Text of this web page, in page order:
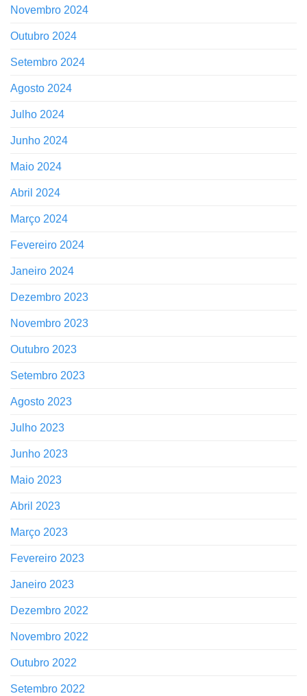
Novembro 2024
Outubro 2024
Setembro 2024
Agosto 2024
Julho 2024
Junho 2024
Maio 2024
Abril 2024
Março 2024
Fevereiro 2024
Janeiro 2024
Dezembro 2023
Novembro 2023
Outubro 2023
Setembro 2023
Agosto 2023
Julho 2023
Junho 2023
Maio 2023
Abril 2023
Março 2023
Fevereiro 2023
Janeiro 2023
Dezembro 2022
Novembro 2022
Outubro 2022
Setembro 2022